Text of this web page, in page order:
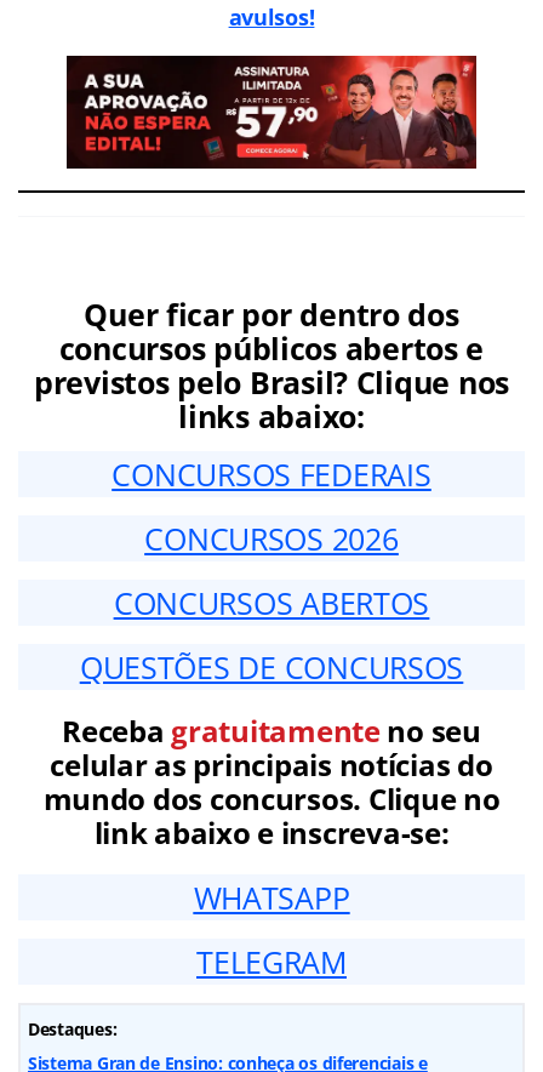
avulsos!
Quer ficar por dentro dos
concursos públicos abertos e
previstos pelo Brasil? Clique nos
links abaixo:
CONCURSOS FEDERAIS
CONCURSOS 2026
CONCURSOS ABERTOS
QUESTÕES DE CONCURSOS
Receba gratuitamenteno seu
celular as principais notícias do
mundo dos concursos. Clique no
link abaixo e inscreva-se:
WHATSAPP
TELEGRAM
Destaques:
Sistema Gran de Ensino: conheça os diferenciais e